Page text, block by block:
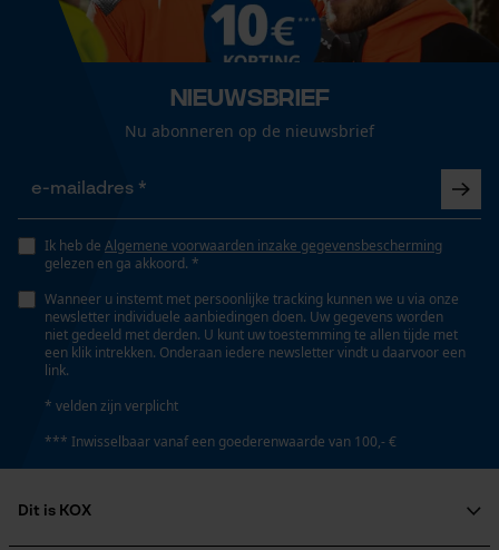
Nieuwsbrief
Nu abonneren op de nieuwsbrief
Ik heb de Algemene voorwaarden inzake gegevensbescherming
gelezen en ga akkoord. *
Wanneer u instemt met persoonlijke tracking kunnen we u via onze
newsletter individuele aanbiedingen doen. Uw gegevens worden
niet gedeeld met derden. U kunt uw toestemming te allen tijde met
een klik intrekken. Onderaan iedere newsletter vindt u daarvoor een
link.
* velden zijn verplicht
*** Inwisselbaar vanaf een goederenwaarde van 100,- €
Dit is KOX